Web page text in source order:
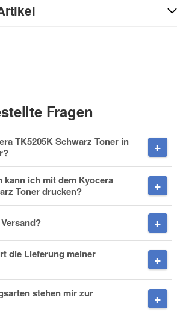
Kaufentscheidung:
Fragen
TK5205K Schwarz Toner in
kann ich mit dem Kyocera
Toner drucken?
die Lieferung meiner
stehen mir zur